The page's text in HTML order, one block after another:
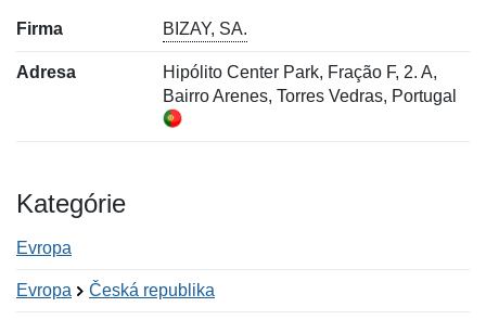
Firma BIZAY, SA.
Adresa
Hipólito Center Park, Fração F, 2. A,
Bairro Arenes, Torres Vedras, Portugal
Kategórie
Evropa
Evropa Česká republika